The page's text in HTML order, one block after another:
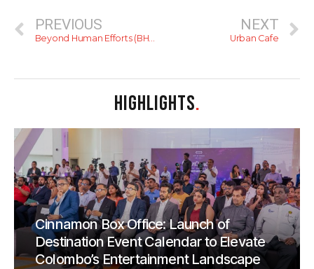
PREVIOUS
Beyond Human Efforts (BHESL)
NEXT
Urban Cafe
HIGHLIGHTS.
Cinnamon Box Office: Launch of
Destination Event Calendar to Elevate
Colombo’s Entertainment Landscape